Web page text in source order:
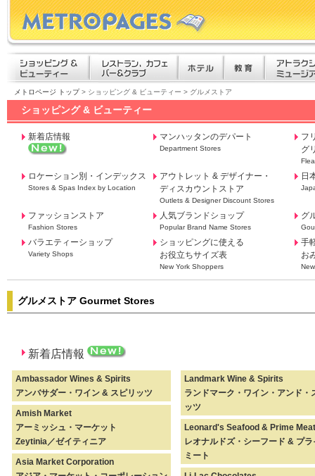
メトロページ トップ> ショッピング & ビューティー > グルメストア
ショッピング & ビューティー
新着店情報 マンハッタンのデパート
Department Stores
フ
グ
ロケーション別・インデックス
Stores & Spas Index by Location
アウトレット & デザイナー・
ディスカウントストア
Outlets & Designer Discount Stores
日
ファッションストア
Fashion Stores
人気ブランドショップ
Popular Brand Name Stores
グ
バラエティーショップ
Variety Shops
ショッピングに使える
お役立ちサイズ表
New York Shoppers
手
お
グルメストア Gourmet Stores
新着店情報
Ambassador Wines & Spirits
アンバサダー・ワイン & スピリッツ
Amish Market
アーミッシュ・マーケット
Zeytinia／ゼイティニア
Asia Market Corporation
Landmark Wine & Spirits
ランドマーク・ワイン・アンド・
ッツ
Leonard's Seafood & Prime
レオナルドズ・シーフード & プラ
ミート